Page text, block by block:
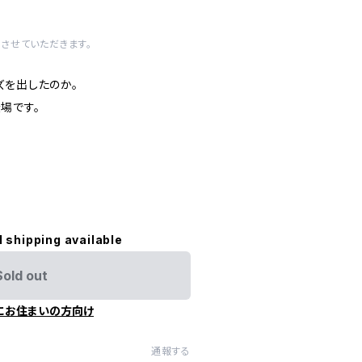
せていただきます。
出したのか。
です。
shipping available
out
お住まいの方向け
通報する